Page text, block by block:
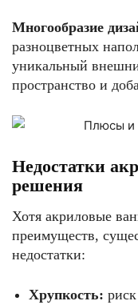
Многообразие
разноцветных
уникальный
пространство и
Недостатки
решения
Хотя акриловые
преимуществ,
недостатки:
Хрупкость: